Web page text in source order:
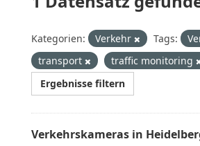
Kategorien: Verkehr Tags:
transport
traffic monitoring
Ergebnisse filtern
Verkehrskameras in